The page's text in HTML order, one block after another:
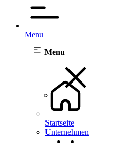
Menu
Menu
Startseite
Unternehmen